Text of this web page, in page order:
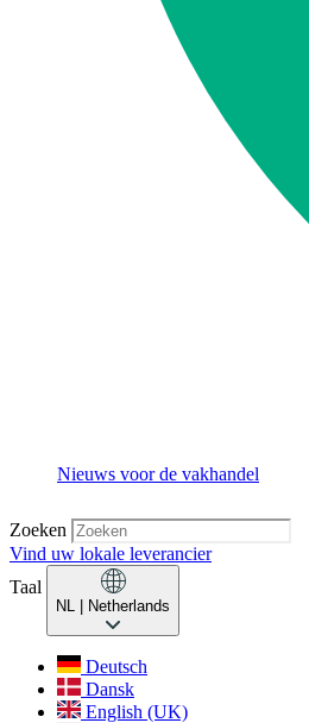
Nieuws voor de vakhandel
Zoeken
Vind uw lokale leverancier
Taal
NL | Netherlands
Deutsch
Dansk
English (UK)